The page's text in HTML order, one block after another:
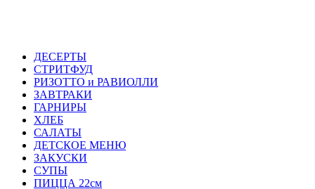
ДЕСЕРТЫ
СТРИТФУД
РИЗОТТО и РАВИОЛЛИ
ЗАВТРАКИ
ГАРНИРЫ
ХЛЕБ
САЛАТЫ
ДЕТСКОЕ МЕНЮ
ЗАКУСКИ
СУПЫ
ПИЦЦА 22см